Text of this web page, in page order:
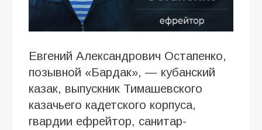
Евгений Александрович Остапенко,
позывной «Бардак», — кубанский
казак, выпускник Тимашевского
казачьего кадетского корпуса,
гвардии ефрейтор, санитар-